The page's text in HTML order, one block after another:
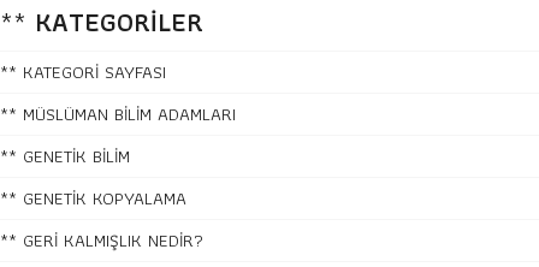
** KATEGORİLER
** KATEGORİ SAYFASI
** MÜSLÜMAN BİLİM ADAMLARI
** GENETİK BİLİM
** GENETİK KOPYALAMA
** GERİ KALMIŞLIK NEDİR?